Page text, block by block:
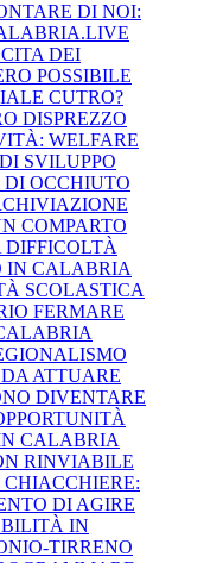
DI NOI:
DEI
POSSIBILE
CUTRO?
DISPREZZO
WELFARE
SVILUPPO
OCCHIUTO
COMPARTO
DIFFICOLTÀ
IN CALABRIA
SCOLASTICA
FERMARE
ATTUARE
DIVENTARE
CALABRIA
RINVIABILE
DI AGIRE
IN
TIRRENO